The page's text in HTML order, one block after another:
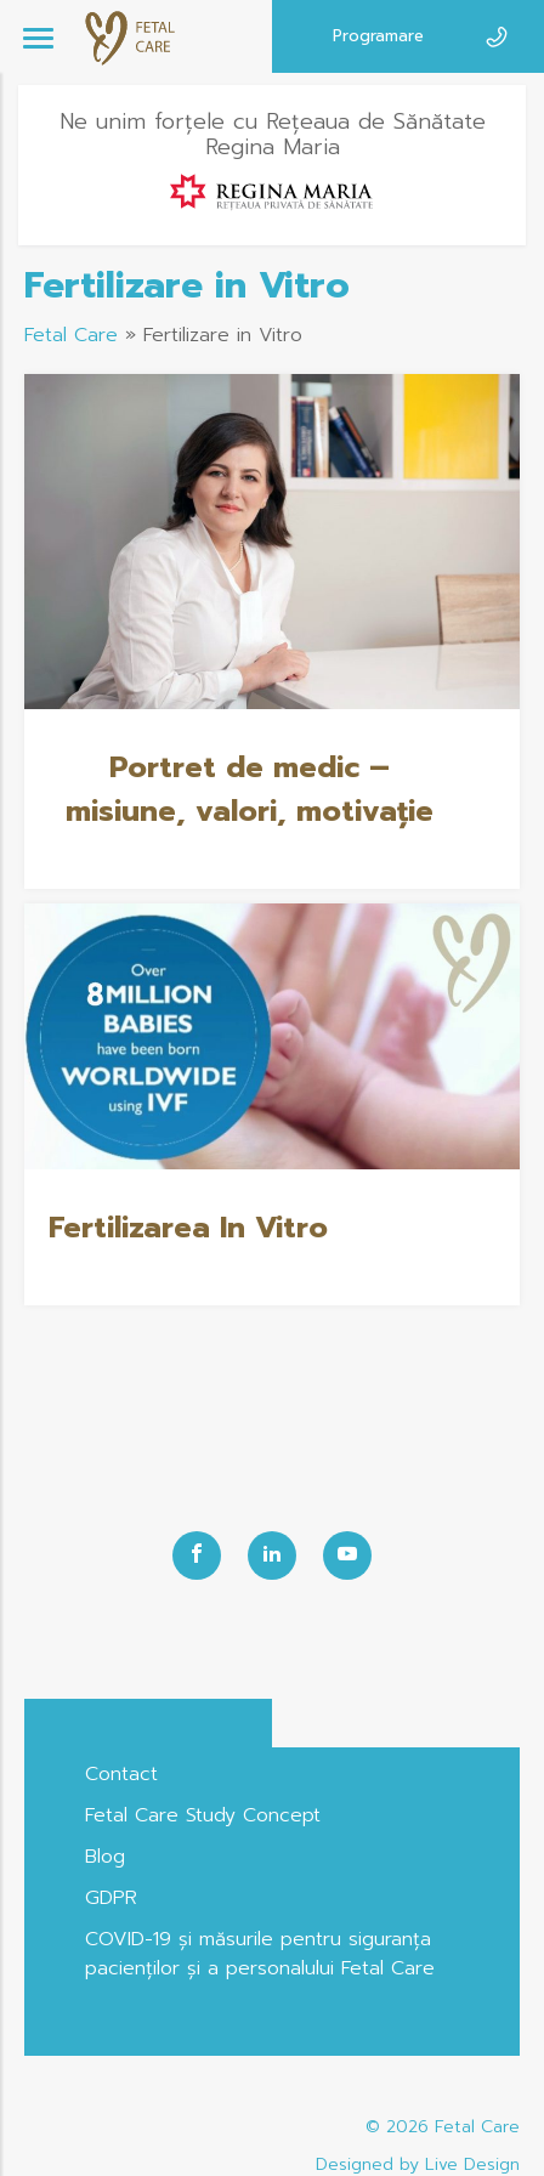
Programare
Ne unim forțele cu Rețeaua de Sănătate
Regina Maria
Fertilizare in Vitro
Fetal Care » Fertilizare in Vitro
Portret de medic –
misiune, valori, motivație
Fertilizarea In Vitro
Contact
Fetal Care Study Concept
Blog
GDPR
COVID-19 și măsurile pentru siguranța
pacienților și a personalului Fetal Care
© 2026 Fetal Care
Designed by Live Design